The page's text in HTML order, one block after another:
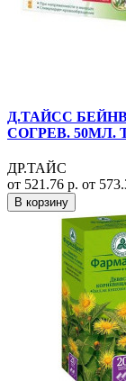
Д.ТАЙСС
СОГРЕВ. 50МЛ.
ДР.ТАЙС
от 521.76 р. от
В корзину